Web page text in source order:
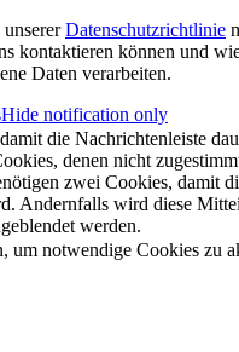
Datenschutzrichtlinie
kontaktieren können und
Daten verarbeiten.
Hide notification only
die Nachrichtenleiste
denen nicht
zwei Cookies, damit
Andernfalls wird diese
werden.
um notwendige Cookies zu